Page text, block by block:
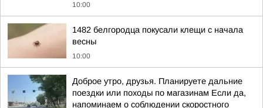
10:00
1482 белгородца покусали клещи с начала
весны
10:00
Доброе утро, друзья. Планируете дальние
поездки или походы по магазинам Если да,
напоминаем о соблюдении скоростного